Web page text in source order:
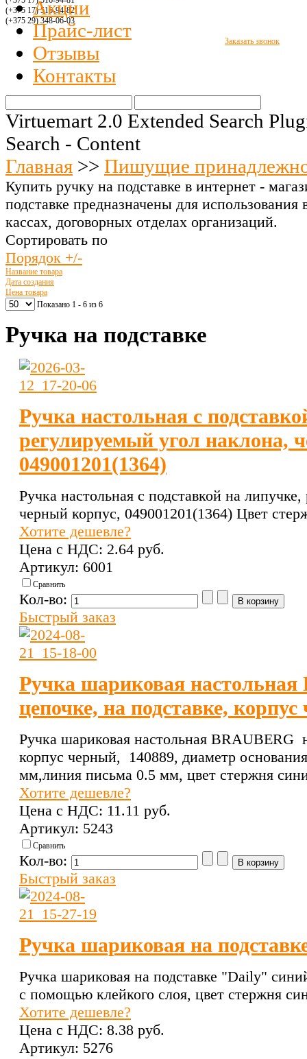
(+375 17) 516-94-82
(+375 29) 348-06-03
Заказать звонок
Акции
Прайс-лист
Отзывы
Контакты
Virtuemart 2.0 Extended Search
Search - Content
Главная >> Пишущие
Купить ручку на подставке в интернет -
подставке предназначены для
кассах, договорных отделах организаций.
Сортировать по
Порядок +/-
Название товара
Дата создания
Цена товара
Показано 1 - 6 из 6
Ручка на подставке
Ручка настольная с
регулируемый угол наклона,
049001201(1364)
Ручка настольная с подставкой на
черный корпус, 049001201(1364) Цвет
Хотите дешевле?
Цена с НДС: 2.64 pуб.
Артикул: 6001
Сравнить
Кол-во:
Быстрый заказ
Ручка шариковая
цепочке, на подставке,
Ручка шариковая настольная BRAUBERG
корпус черный, 140889, диаметр
мм,линия письма 0.5 мм, цвет стержня
Хотите дешевле?
Цена с НДС: 11.11 pуб.
Артикул: 5243
Сравнить
Кол-во:
Быстрый заказ
Ручка шариковая на
Ручка шариковая на подставке "Daily"
с помощью клейкого слоя, цвет стержня
Хотите дешевле?
Цена с НДС: 8.38 pуб.
Артикул: 5276